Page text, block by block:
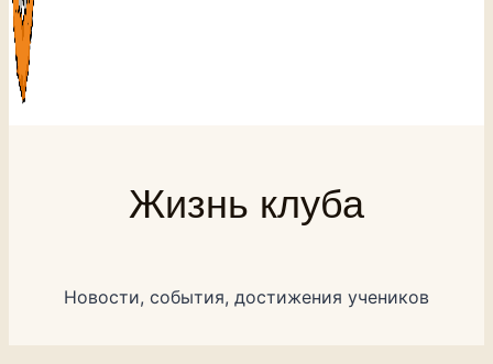
Жизнь клуба
Новости, события, достижения учеников